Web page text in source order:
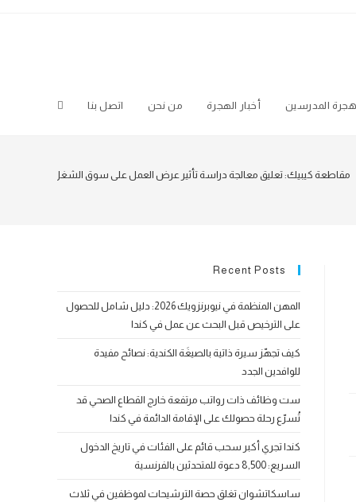
المدرسين أخبار الهجرة من نحن اتصل بنا Toggle
مقاطعة كيبيك: تعليق معالجة دراسة تأثير عرض العمل على سوق الشغل لبعض العمال
Recent Posts
المهن المنظمة في نيوبرنزويك 2026: دليل شامل للحصول
على الترخيص قبل البحث عن عمل في كندا
كيف تجهّز سيرة ذاتية بالصيغَة الكندية: نصائح مفيدة
للوافدين الجدد
ست وظائف ذات رواتب مرتفعة خارج القطاع الصحي قد
تُسرّع رحلة حصولك على الإقامة الدائمة في كندا
كندا تجري أكبر سحب قائم على الفئات في تاريخ الدخول
السريع: 8,500 دعوة للمتحدثين بالفرنسية
ساسكاتشوان تغلق حصة الترشيحات لموظفين في ثلاث